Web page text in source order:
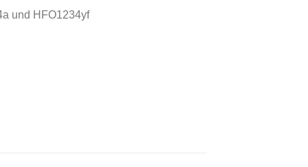
und HFO1234yf